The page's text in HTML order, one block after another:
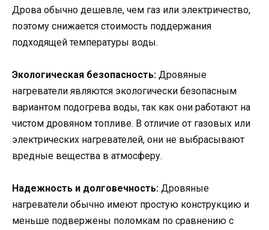
Дрова обычно дешевле, чем газ или электричество,
поэтому снижается стоимость поддержания
подходящей температуры воды.
Экологическая безопасность: Дровяные
нагреватели являются экологически безопасным
вариантом подогрева воды, так как они работают на
чистом дровяном топливе. В отличие от газовых или
электрических нагревателей, они не выбрасывают
вредные вещества в атмосферу.
Надежность и долговечность: Дровяные
нагреватели обычно имеют простую конструкцию и
меньше подвержены поломкам по сравнению с